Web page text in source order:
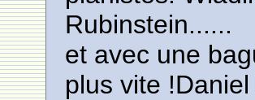
Rubinstein......
et avec une
plus vite